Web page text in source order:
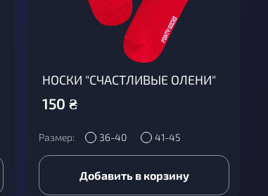
НОСКИ "СЧАСТЛИВЫЕ ОЛЕНИ"
150 ₴
Размер: 36-40 41-45
Добавить в корзину